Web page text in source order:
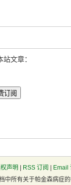
文章：
声明 RSS 订阅 Email
所有关于帕金森病症的